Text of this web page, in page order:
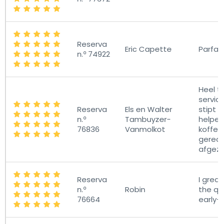
Reserva
n.º 74922
Eric Capette
Reserva
n.º
76836
Els en Walter
Tambuyzer-
Vanmolkot
Heel
stipt
Reserva
n.º
76664
Robin
I
the
early-